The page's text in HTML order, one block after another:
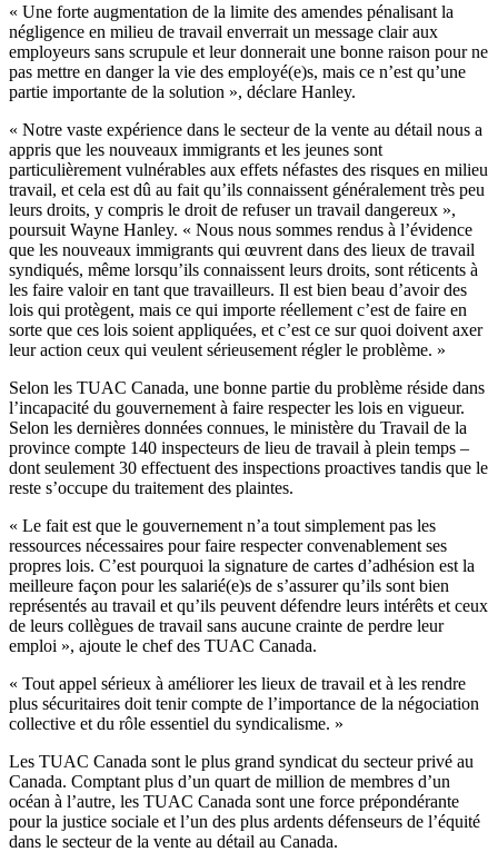
« Une forte augmentation de la limite des amendes pénalisant la
négligence en milieu de travail enverrait un message clairaux
employeurs sans scrupule et leur donnerait une bonne raison pour ne
pas mettre en danger la vie des employé(e)s, mais ce n’est qu’une
partie importante de la solution », déclare Hanley.
« Notre vaste expérience dans le secteurde la vente au détail nous a
appris que les nouveaux immigrants et les jeunes sont
particulièrement vulnérables aux effets néfastes des risques en milieu
travail, et cela est dû au fait qu’ils connaissent généralement très peu
leurs droits, y compris le droit de refuser un travail dangereux »,
poursuit Wayne Hanley. « Nous nous sommes rendus à l’évidence
que les nouveaux immigrants qui œuvrent dans des lieux de travail
syndiqués, même lorsqu’ils connaissent leurs droits, sont réticents à
les faire valoiren tant que travailleurs. Il est bien beau d’avoirdes
lois qui protègent, mais ce qui importe réellement c’est de faire en
sorte que ces lois soient appliquées, et c’est ce sur quoi doivent axer
leuraction ceux qui veulent sérieusement réglerle problème. »
Selon les TUAC Canada, une bonne partie du problème réside dans
l’incapacité du gouvernement à faire respecter les lois en vigueur.
Selon les dernières données connues, le ministère du Travail de la
province compte 140 inspecteurs de lieu de travail à plein temps –
dont seulement 30 effectuent des inspections proactives tandis que le
reste s’occupe du traitement des plaintes.
« Le fait est que le gouvernement n’a tout simplement pas les
ressources nécessaires pour faire respecter convenablement ses
propres lois. C’est pourquoi la signature de cartes d’adhésion est la
meilleure façon pour les salarié(e)s de s’assurer qu’ils sont bien
représentés au travail et qu’ils peuvent défendre leurs intérêts et ceux
de leurs collègues de travail sans aucune crainte de perdre leur
emploi », ajoute le chef des TUAC Canada.
« Tout appel sérieux à améliorer les lieux de travail et à les rendre
plus sécuritaires doit tenir compte de l’importance de la négociation
collective et du rôle essentiel du syndicalisme. »
Les TUAC Canada sont le plus grand syndicat du secteur privé au
Canada. Comptant plus d’un quart de million de membres d’un
océan à l’autre, les TUAC Canada sont une force prépondérante
pour la justice sociale et l’un des plus ardents défenseurs de l’équité
dans le secteur de la vente au détail au Canada.